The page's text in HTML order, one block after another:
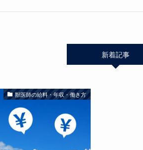
新着記事
獣医師の給料・年収・働き方